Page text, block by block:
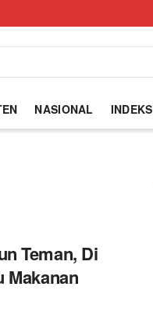
NASIONAL INDEKS
Teman, Di
Makanan